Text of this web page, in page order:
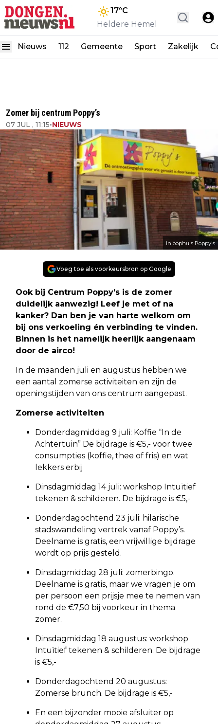
17°C
Heldere Hemel
Nieuws 112 Gemeente Sport Zakelijk
Zomer bij centrum Poppy’s
07 JUL , 11:15•NIEUWS
Inloophuis Poppy's
Voeg toe als voorkeursbron op Google
Ook bij Centrum Poppy’s is de zomer
duidelijk aanwezig! Leef je met of na
kanker? Dan ben je van harte welkom om
bij ons verkoeling én verbinding te vinden.
Binnen is het namelijk heerlijk aangenaam
door de airco!
In de maanden juli en augustus hebben we
een aantal zomerse activiteiten en zijn de
openingstijden van ons centrum aangepast.
Zomerse activiteiten
Donderdagmiddag 9 juli: Koffie “In de
Achtertuin” De bijdrage is €5,- voor twee
consumpties (koffie, thee of fris) en wat
lekkers erbij
Dinsdagmiddag 14 juli: workshop Intuïtief
tekenen & schilderen. De bijdrage is €5,-
Donderdagochtend 23 juli: hilarische
stadswandeling vertrek vanaf Poppy’s.
Deelname is gratis, een vrijwillige bijdrage
wordt op prijs gesteld.
Dinsdagmiddag 28 juli: zomerbingo.
Deelname is gratis, maar we vragen je om
per persoon een prijsje mee te nemen van
rond de €7,50 bij voorkeur in thema
zomer.
Dinsdagmiddag 18 augustus: workshop
Intuïtief tekenen & schilderen. De bijdrage
is €5,-
Donderdagochtend 20 augustus:
Zomerse brunch. De bijdrage is €5,-
En een bijzonder mooie afsluiter op